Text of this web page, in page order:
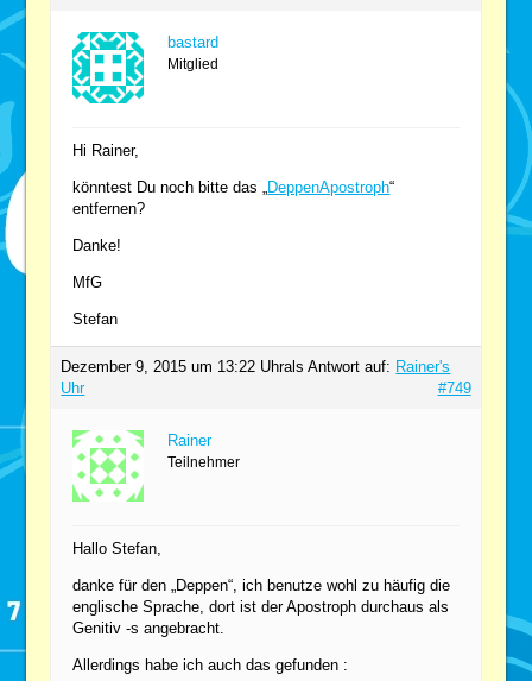
bastard
Mitglied
Hi Rainer,
könntest Du noch bitte das „ DeppenApostroph“
entfernen?
Danke!
MfG
Stefan
Dezember 9, 2015 um 13:22 Uhrals Antwort auf: Rainer's
Uhr
#749
Rainer
Teilnehmer
Hallo Stefan,
danke für den „Deppen“, ich benutze wohl zu häufig die
englische Sprache, dort ist der Apostroph durchaus als
Genitiv -s angebracht.
Allerdings habe ich auch das gefunden :